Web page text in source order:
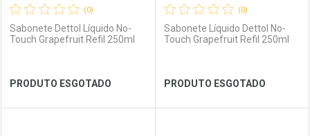
Ver Desconto Convênio Ver Desconto Convênio
(0)
Sabonete Dettol Líquido No-
Touch Grapefruit Refil 250ml
PRODUTO ESGOTADO
(0)
Sabonete Líquido Dettol No-
Touch Grapefruit Refil 250ml
PRODUTO ESGOTADO